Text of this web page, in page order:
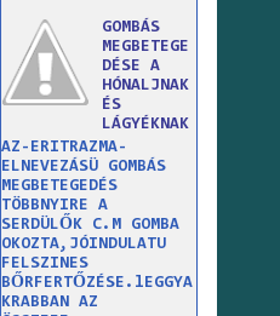
GOMBÁS
MEGBETEGE
DÉSE A
HÓNALJNAK
ÉS
LÁGYÉKNAK
AZ-ERITRAZMA-
ELNEVEZÁSÜ GOMBÁS
MEGBETEGEDÉS
TÖBBNYIRE A
SERDÜLŐK C.M GOMBA
OKOZTA,JÓINDULATU
FELSZINES
BŐRFERTŐZÉSE.lEGGYA
KRABBAN AZ